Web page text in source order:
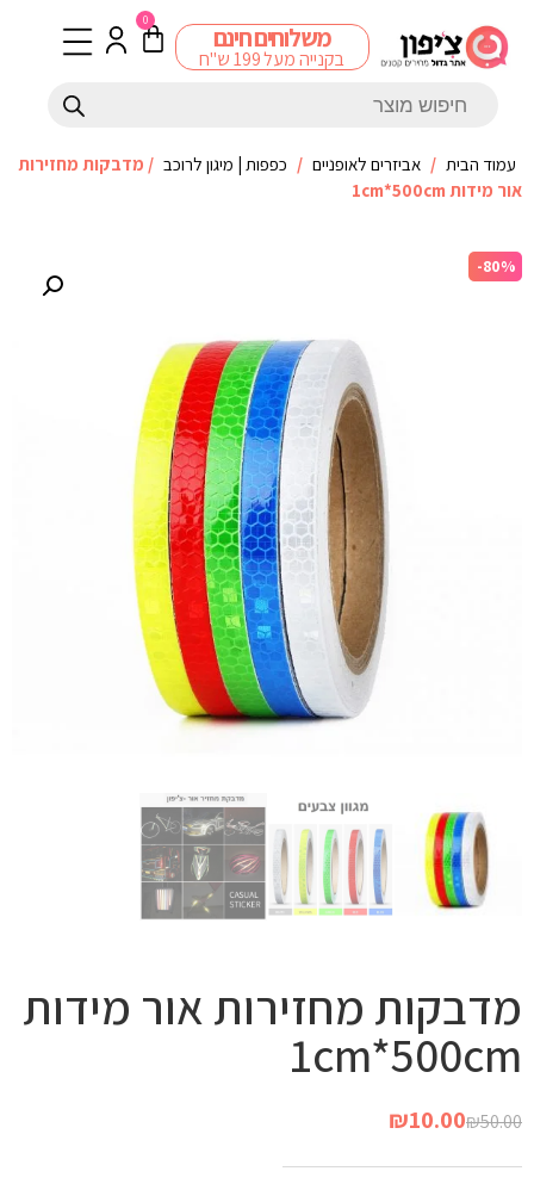
משלוחים חינם
בקנייה מעל 199 ש"ח
0
עמוד הבית / אביזרים לאופניים / כפפות | מיגון לרוכב / מדבקות מחזירות
אור מידות 1cm*500cm
-80%
מדבקות מחזירות אור מידות
1cm*500cm
₪50.00
₪10.00